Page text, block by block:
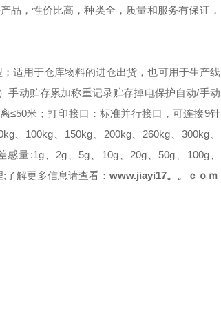
品，性价比高，种类全，质量和服务有保证，
适用于仓库物料的进仓出货，也可用于生产线
手动贮存累加称重记录贮存掉电保护自动/手动
≤50米；打印接口：标准并行接口，可连接9针
、100kg、150kg、200kg、260kg、300kg、
感量:1g、2g、5g、10g、20g、50g、100g、
;了解更多信息请查看：www.jiayi17。。ｃｏｍ